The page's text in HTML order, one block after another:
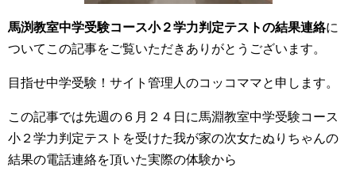
馬渕教室中学受験コース小２学力判定テストの結果連絡に
ついてこの記事をご覧いただきありがとうございます。
目指せ中学受験！サイト管理人のコッコママと申します。
この記事では先週の６月２４日に馬淵教室中学受験コース
小２学力判定テストを受けた我が家の次女たぬりちゃんの
結果の電話連絡を頂いた実際の体験から